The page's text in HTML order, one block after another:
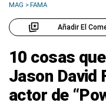
MAG >FAMA
Añadir El
10 cosas
Jason David
actor de